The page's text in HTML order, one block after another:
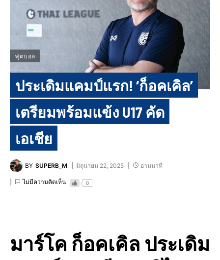
ฟุตบอล
ประเดิมแคมป์แรก! ‘ก็อคเคิล’
เตรียมพร้อมแข้ง U17 คัด
เอเชีย
BY SUPERB_M มิถุนายน 22, 2025 อ่านนาที
ไม่มีความคิดเห็น 0
มาร์โค ก็อคเคิล ประเดิม